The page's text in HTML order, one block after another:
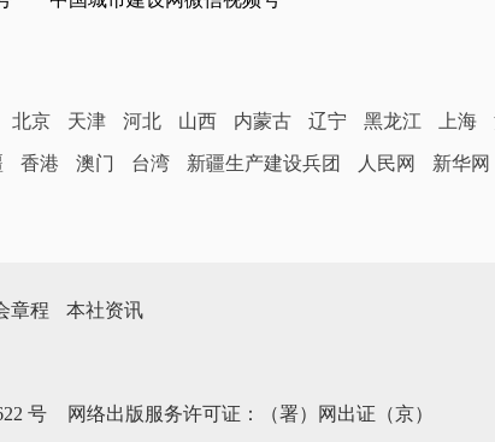
北京 天津 河北 山西 内蒙古 辽宁 黑龙江 上海
香港 澳门 台湾 新疆生产建设兵团 人民网 新华网
章程 本社资讯
号 网络出版服务许可证：（署）网出证（京）